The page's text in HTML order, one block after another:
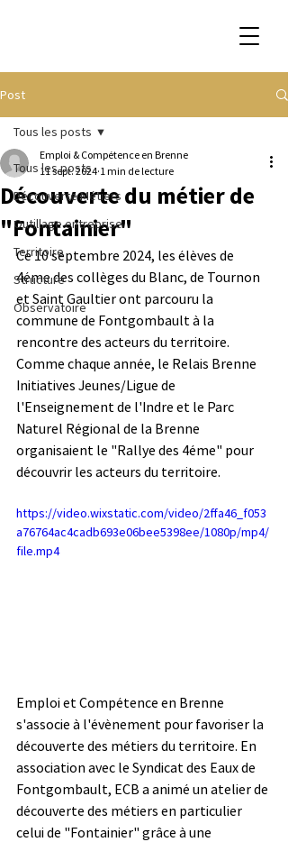
Post
Tous les posts
Découverte Métiers
Outillage entreprise
Territoire
Structure
Observatoire
Tous les posts
Découverte du métier de
"Fontainier"
Emploi & Compétence en Brenne
11 sept. 2024 1 min de lecture
Ce 10 septembre 2024, les élèves de
4éme des collèges du Blanc, de Tournon
et Saint Gaultier ont parcouru la
commune de Fontgombault à la
rencontre des acteurs du territoire.
Comme chaque année, le Relais Brenne
Initiatives Jeunes/Ligue de
l'Enseignement de l'Indre et le Parc
Naturel Régional de la Brenne
organisaient le "Rallye des 4éme" pour
découvrir les acteurs du territoire.
https://video.wixstatic.com/video/2ffa46_f053
a76764ac4cadb693e06bee5398ee/1080p/mp4/
file.mp4
Emploi et Compétence en Brenne
s'associe à l'évènement pour favoriser la
découverte des métiers du territoire. En
association avec le Syndicat des Eaux de
Fontgombault, ECB a animé un atelier de
découverte des métiers en particulier
celui de "Fontainier" grâce à une